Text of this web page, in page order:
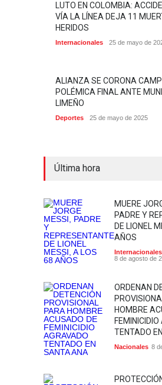
LUTO EN COLOMBIA:
VÍA LA LÍNEA DEJA 11
HERIDOS
Internacionales 25 de mayo de
ALIANZA SE CORONA
POLÉMICA FINAL ANTE
LIMEÑO
Deportes 25 de mayo de 2025
Última hora
MUERE
PADRE Y
DE LIONEL
AÑOS
Internacionales
8 de agosto de
ORDENAN
HOMBRE
TENTADO
Nacionales 8